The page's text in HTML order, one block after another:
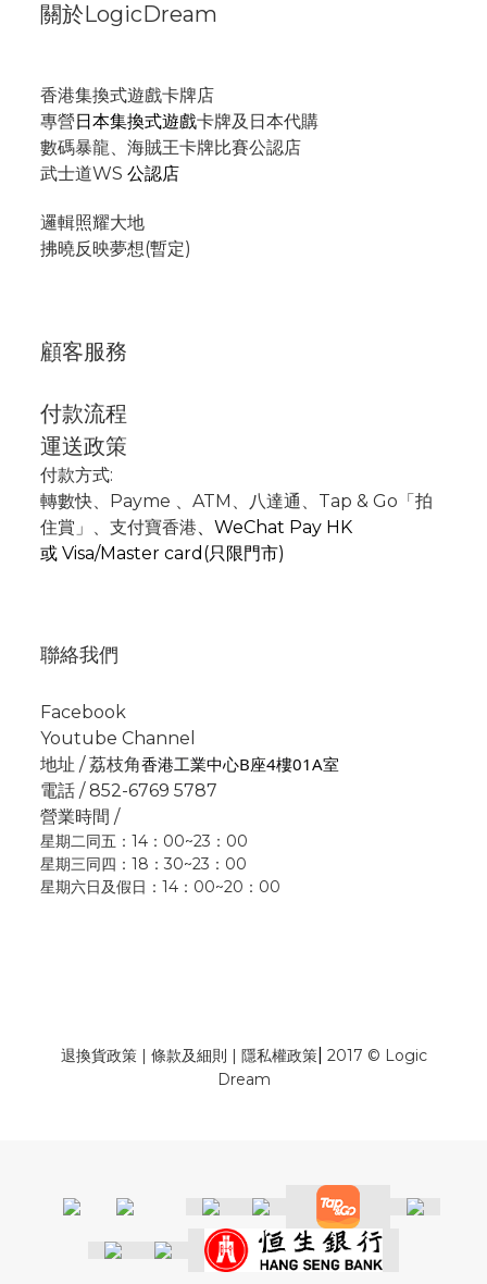
關於LogicDream
香港集換式遊戲卡牌店
專營日本集換式遊戲卡牌及日本代購
數碼暴龍、海賊王卡牌比賽公認店
武士道WS 公認店
邏輯照耀大地
拂曉反映夢想(暫定)
顧客服務
付款流程
運送政策
付款方式:
轉數快、Payme 、 ATM 、
八達通、Tap & Go「拍
住賞」 、支付寶香港、 WeChat Pay HK
或 Visa/Master card(只限門市)
聯絡我們
Facebook
Youtube Channel
地址 / 荔枝角香港工業中心B座4樓01A室
電話 / 852-6769 5787
營業時間 /
星期二同五：14：00~23：00
星期三同四：18：30~23：00
星期六日及假日：14：00~20：00
退換貨政策| 條款及細則 | 隱私權政策| 2017 © Logic
Dream